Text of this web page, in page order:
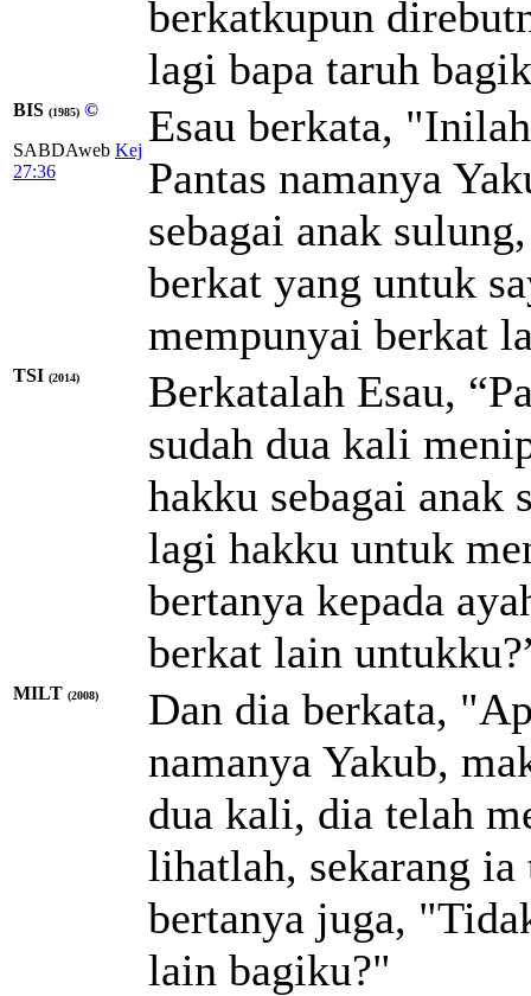
berkatkupun
lagi bapa taruh
BIS (1985) ©
SABDAweb Kej
27:36
Esau berkata,
Pantas namanya
sebagai anak
berkat yang untuk
mempunyai berkat
TSI (2014)
Berkatalah Esau,
sudah dua kali
hakku sebagai anak
lagi hakku untuk
bertanya kepada
berkat lain
MILT (2008)
Dan dia berkata,
namanya Yakub,
dua kali, dia telah
lihatlah, sekarang
bertanya juga,
lain bagiku?"